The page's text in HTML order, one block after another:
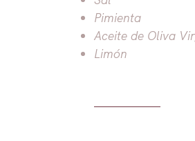
Pimienta
Aceite de Oliva
Limón